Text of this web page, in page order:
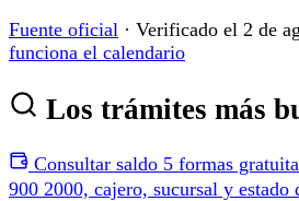
Fuente oficial · Verificado el 2 de
funciona el calendario
Los trámites más
Consultar saldo 5 formas
900 2000, cajero, sucursal y estado